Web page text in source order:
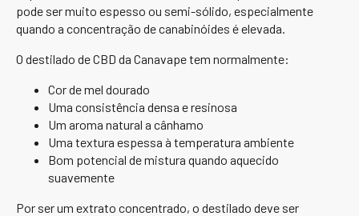
pode ser muito espesso ou semi-sólido, especialmente
quando a concentração de canabinóides é elevada.
O destilado de CBD da Canavape tem normalmente:
Cor de mel dourado
Uma consistência densa e resinosa
Um aroma natural a cânhamo
Uma textura espessa à temperatura ambiente
Bom potencial de mistura quando aquecido
suavemente
Por ser um extrato concentrado, o destilado deve ser